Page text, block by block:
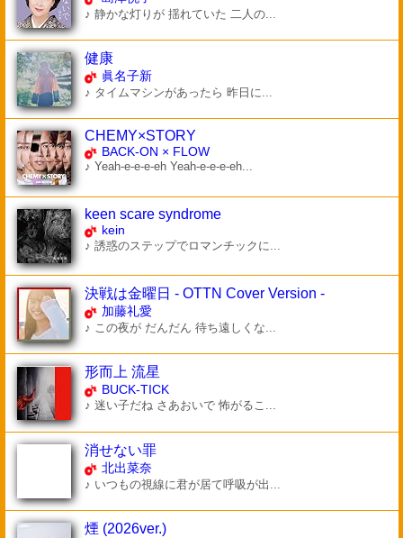
♪ 静かな灯りが 揺れていた 二人の...
健康
眞名子新
♪ タイムマシンがあったら 昨日に...
CHEMY×STORY
BACK-ON × FLOW
♪ Yeah-e-e-e-eh Yeah-e-e-e-eh...
keen scare syndrome
kein
♪ 誘惑のステップでロマンチックに...
決戦は金曜日 - OTTN Cover Version -
加藤礼愛
♪ この夜が だんだん 待ち遠しくな...
形而上 流星
BUCK-TICK
♪ 迷い子だね さあおいで 怖がるこ...
消せない罪
北出菜奈
♪ いつもの視線に君が居て呼吸が出...
煙 (2026ver.)